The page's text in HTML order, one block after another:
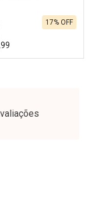
63,99/cada
17% OFF